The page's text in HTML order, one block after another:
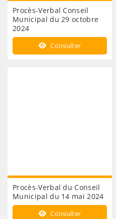
Procès-Verbal Conseil
Municipal du 29 octobre
2024
Consulter
Procès-Verbal du Conseil
Municipal du 14 mai 2024
Consulter